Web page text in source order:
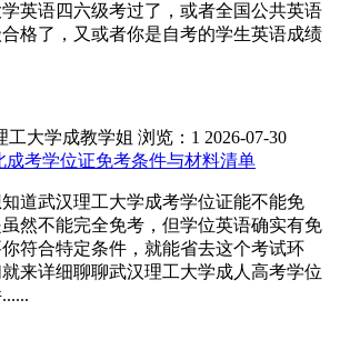
英语四六级考过了，或者全国公共英语
格了，又或者你是自考的学生英语成绩
工大学成教学姐 浏览：1 2026-07-30
成考学位证免考条件与材料清单
道武汉理工大学成考学位证能不能免
然不能完全免考，但学位英语确实有免
符合特定条件，就能省去这个考试环
来详细聊聊武汉理工大学成人高考学位